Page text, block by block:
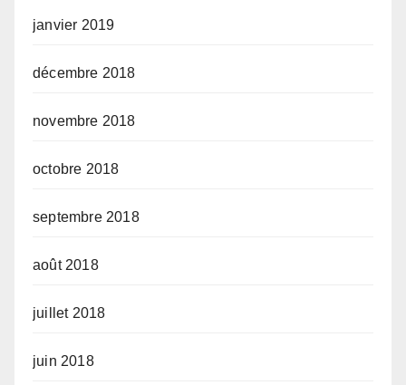
janvier 2019
décembre 2018
novembre 2018
octobre 2018
septembre 2018
août 2018
juillet 2018
juin 2018